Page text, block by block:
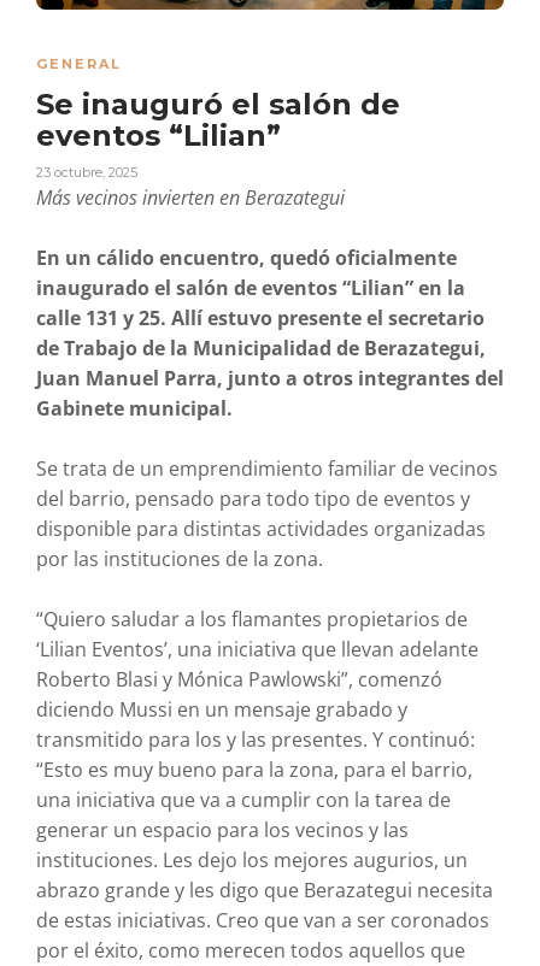
GENERAL
Se inauguró el salón de
eventos “Lilian”
23 octubre, 2025
Más vecinos invierten en Berazategui
En un cálido encuentro, quedó oficialmente
inaugurado el salón de eventos “Lilian” en la
calle 131 y 25. Allí estuvo presente el secretario
de Trabajo de la Municipalidad de Berazategui,
Juan Manuel Parra, junto a otros integrantes del
Gabinete municipal.
Se trata de un emprendimiento familiar de vecinos
del barrio, pensado para todo tipo de eventos y
disponible para distintas actividades organizadas
por las instituciones de la zona.
“Quiero saludar a los flamantes propietarios de
‘Lilian Eventos’, una iniciativa que llevan adelante
Roberto Blasi y Mónica Pawlowski”, comenzó
diciendo Mussi en un mensaje grabado y
transmitido para los y las presentes. Y continuó:
“Esto es muy bueno para la zona, para el barrio,
una iniciativa que va a cumplir con la tarea de
generar un espacio para los vecinos y las
instituciones. Les dejo los mejores augurios, un
abrazo grande y les digo que Berazategui necesita
de estas iniciativas. Creo que van a ser coronados
por el éxito, como merecen todos aquellos que